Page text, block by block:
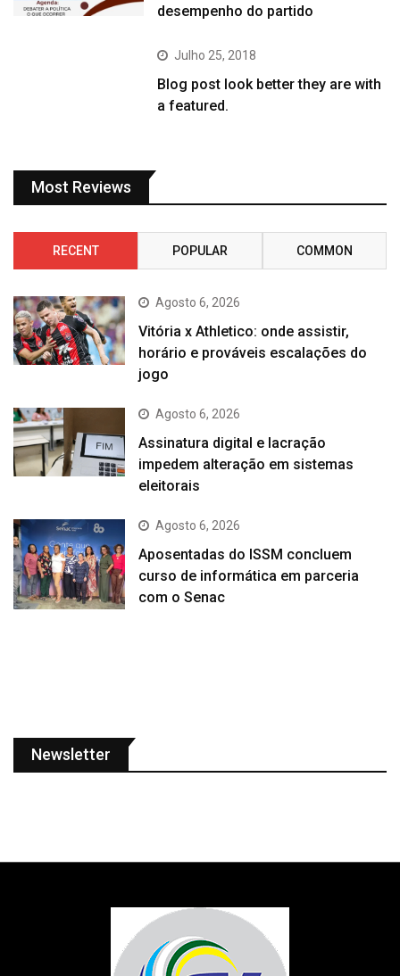
desempenho do partido
Julho 25, 2018
Blog post look better they are with
a featured.
Most Reviews
RECENT POPULAR COMMON
Agosto 6, 2026
Vitória x Athletico: onde assistir,
horário e prováveis escalações do
jogo
Agosto 6, 2026
Assinatura digital e lacração
impedem alteração em sistemas
eleitorais
Agosto 6, 2026
Aposentadas do ISSM concluem
curso de informática em parceria
com o Senac
Newsletter